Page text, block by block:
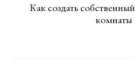
Как создать
комнаты